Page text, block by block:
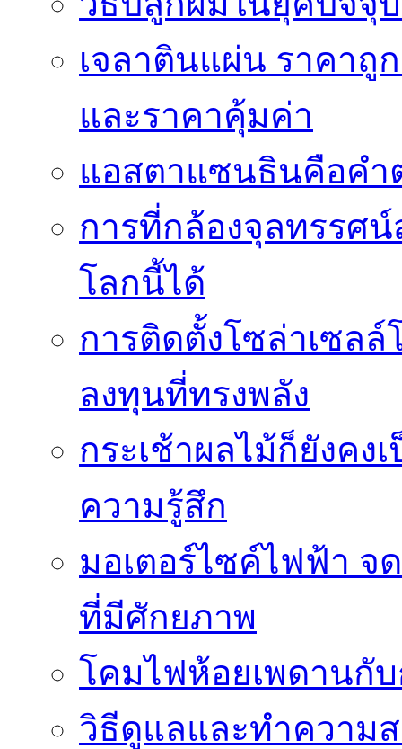
เจลาตินแผ่น ราคาถู
และราคาคุ้มค่า
แอสตาแซนธินคือค
การที่กล้องจุลทรรศ
โลกนี้ได้
การติดตั้งโซล่าเซลล์
ลงทุนที่ทรงพลัง
กระเช้าผลไม้ก็ยังคง
ความรู้สึก
มอเตอร์ไซค์ไฟฟ้า จ
ที่มีศักยภาพ
โคมไฟห้อยเพดานกั
วิธีดูแลและทำความ